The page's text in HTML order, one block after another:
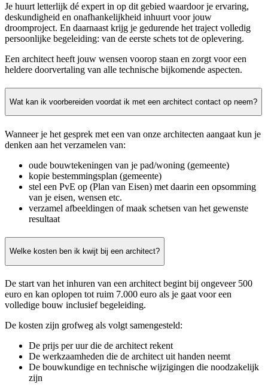
Je huurt letterlijk dé expert in op dit gebied waardoor je ervaring,
deskundigheid en onafhankelijkheid inhuurt voor jouw
droomproject. En daarnaast krijg je gedurende het traject volledig
persoonlijke begeleiding: van de eerste schets tot de oplevering.
Een architect heeft jouw wensen voorop staan en zorgt voor een
heldere doorvertaling van alle technische bijkomende aspecten.
Wat kan ik voorbereiden voordat ik met een architect contact op neem?
Wanneer je het gesprek met een van onze architecten aangaat kun je
denken aan het verzamelen van:
oude bouwtekeningen van je pad/woning (gemeente)
kopie bestemmingsplan (gemeente)
stel een PvE op (Plan van Eisen) met daarin een opsomming
van je eisen, wensen etc.
verzamel afbeeldingen of maak schetsen van het gewenste
resultaat
Welke kosten ben ik kwijt bij een architect?
De start van het inhuren van een architect begint bij ongeveer 500
euro en kan oplopen tot ruim 7.000 euro als je gaat voor een
volledige bouw inclusief begeleiding.
De kosten zijn grofweg als volgt samengesteld:
De prijs per uur die de architect rekent
De werkzaamheden die de architect uit handen neemt
De bouwkundige en technische wijzigingen die noodzakelijk
zijn